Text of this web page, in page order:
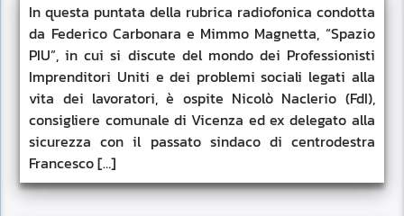
In questa puntata della rubrica radiofonica condotta
da Federico Carbonara e Mimmo Magnetta, “Spazio
PIU”, in cui si discute del mondo dei Professionisti
Imprenditori Uniti e dei problemi sociali legati alla
vita dei lavoratori, è ospite Nicolò Naclerio (FdI),
consigliere comunale di Vicenza ed ex delegato alla
sicurezza con il passato sindaco di centrodestra
Francesco […]